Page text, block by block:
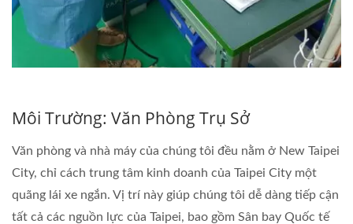
Môi Trường: Văn Phòng Trụ Sở
Văn phòng và nhà máy của chúng tôi đều nằm ở New Taipei
City, chỉ cách trung tâm kinh doanh của Taipei City một
quãng lái xe ngắn. Vị trí này giúp chúng tôi dễ dàng tiếp cận
tất cả các nguồn lực của Taipei, bao gồm Sân bay Quốc tế